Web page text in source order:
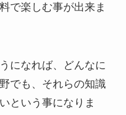
で楽しむ事が出来ま
になれば、どんなに
でも、それらの知識
という事になりま